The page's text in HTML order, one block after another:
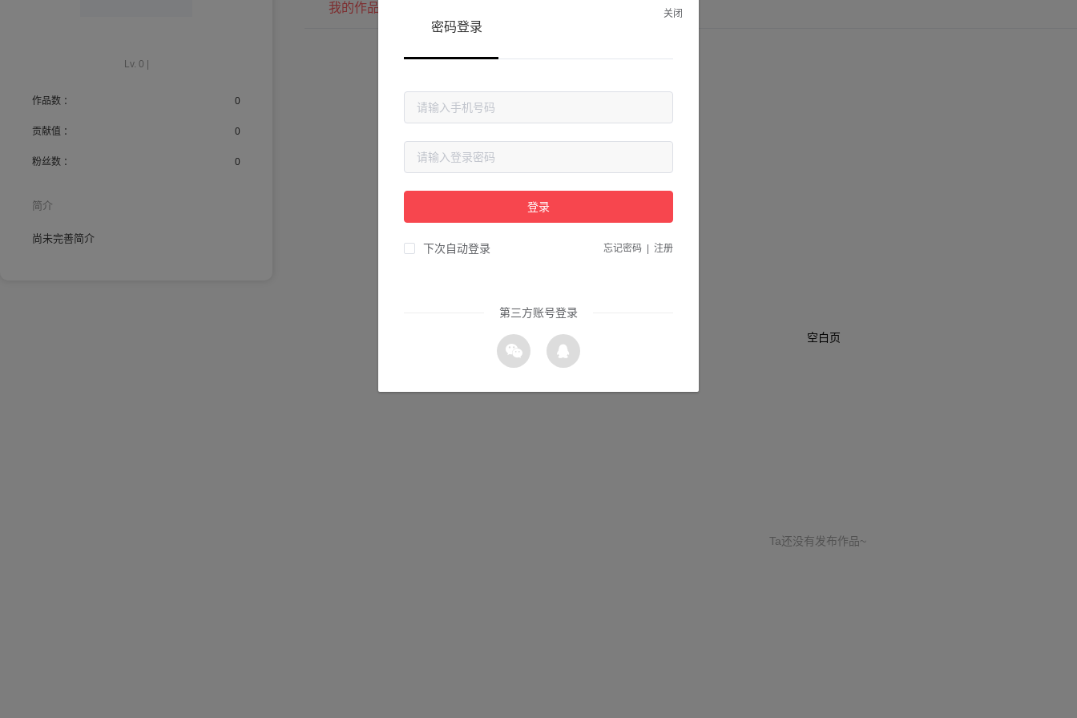
Lv. 0 |
作品数 ： 0
贡献值 ： 0
粉丝数 ： 0
简介
尚未完善简介
我的作品
Ta还没有发布作品~
关闭
密码登录
登录
下次自动登录 忘记密码 注册
第三方账号登录